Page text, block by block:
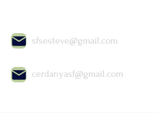
sfsesteve@gmail.com
cerdanyasf@gmail.com